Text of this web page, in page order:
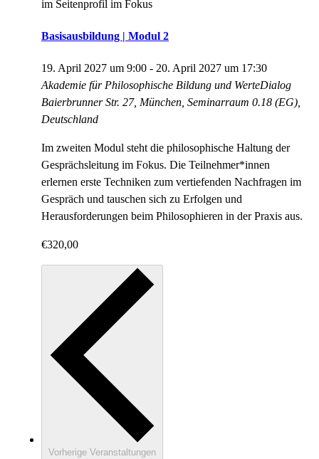
Basisausbildung | Modul 2
19. April 2027 um 9:00 - 20. April 2027 um 17:30
Akademie für Philosophische Bildung und WerteDialog
Baierbrunner Str. 27, München, Seminarraum 0.18 (EG),
Deutschland
Im zweiten Modul steht die philosophische Haltung der
Gesprächsleitung im Fokus. Die Teilnehmer*innen
erlernen erste Techniken zum vertiefenden Nachfragen im
Gespräch und tauschen sich zu Erfolgen und
Herausforderungen beim Philosophieren in der Praxis aus.
€320,00
Vorherige Veranstaltungen